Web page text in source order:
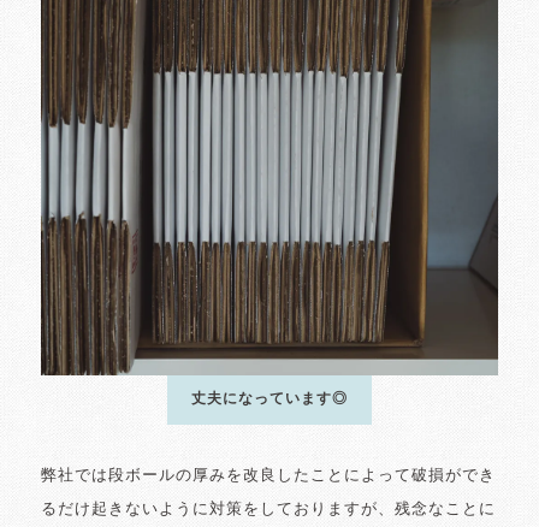
丈夫になっています◎
弊社では段ボールの厚みを改良したことによって破損ができ
るだけ起きないように対策をしておりますが、残念なことに